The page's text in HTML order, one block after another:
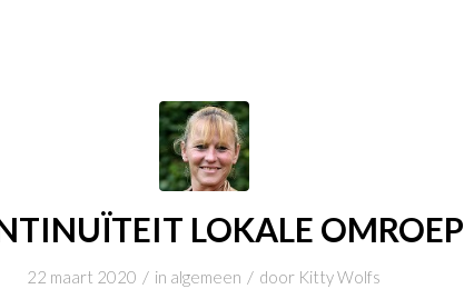
LOKALE OMROEP
22 maart 2020 / in algemeen / door Kitty Wolfs